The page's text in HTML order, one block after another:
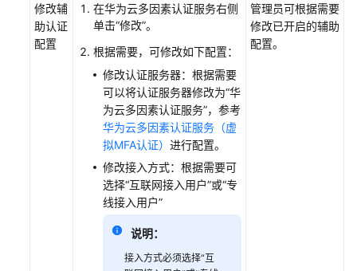
控
置
修改辅
助认证
配置
在华为云多因素认证服务右侧
单击“修改”。
根据需要，可修改如下配置：
修改认证服务器：根据需要
可以将认证服务器修改为“华
为云多因素认证服务”，参考
华为云多因素认证服务（虚
拟MFA认证） 进行配置。
修改接入方式：根据需要可
选择“互联网接入用户”或“专
线接入用户”
说明：
接入方式必须选择“互
管理员可根据需要
修改已开启的辅助
配置。